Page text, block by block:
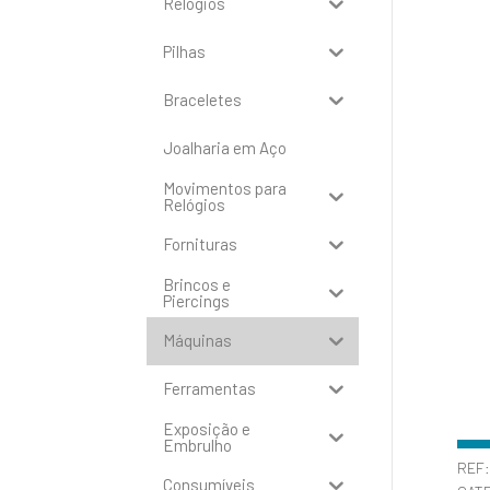
Pilhas
Braceletes
Joalharia em Aço
Movimentos para
Relógios
Fornituras
Brincos e
Piercings
Máquinas
Ferramentas
Exposição e
Embrulho
Consumíveis
REF: